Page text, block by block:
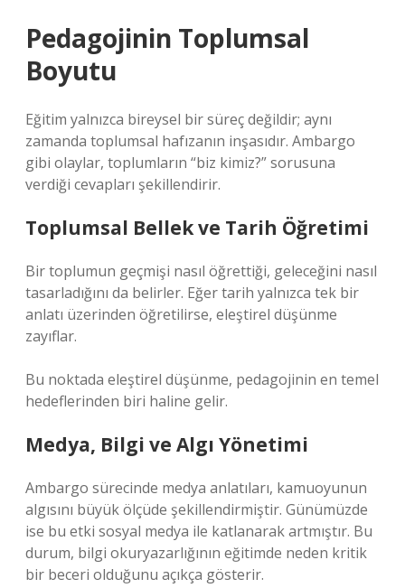
Pedagojinin Toplumsal
Boyutu
Eğitim yalnızca bireysel bir süreç değildir; aynı
zamanda toplumsal hafızanın inşasıdır. Ambargo
gibi olaylar, toplumların “biz kimiz?” sorusuna
verdiği cevapları şekillendirir.
Toplumsal Bellek ve Tarih Öğretimi
Bir toplumun geçmişi nasıl öğrettiği, geleceğini nasıl
tasarladığını da belirler. Eğer tarih yalnızca tek bir
anlatı üzerinden öğretilirse, eleştirel düşünme
zayıflar.
Bu noktada eleştirel düşünme, pedagojinin en temel
hedeflerinden biri haline gelir.
Medya, Bilgi ve Algı Yönetimi
Ambargo sürecinde medya anlatıları, kamuoyunun
algısını büyük ölçüde şekillendirmiştir. Günümüzde
ise bu etki sosyal medya ile katlanarak artmıştır. Bu
durum, bilgi okuryazarlığının eğitimde neden kritik
bir beceri olduğunu açıkça gösterir.